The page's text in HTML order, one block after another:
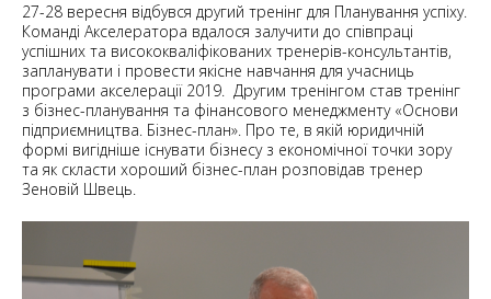
27-28 вересня відбувся другий тренінг для Планування успіху.
Команді Акселератора вдалося залучити до співпраці
успішних та висококваліфікованих тренерів-консультантів,
запланувати і провести якісне навчання для учасниць
програми акселерації 2019. Другим тренінгом став тренінг
з бізнес-планування та фінансового менеджменту «Основи
підприємництва. Бізнес-план». Про те, в якій юридичній
формі вигідніше існувати бізнесу з економічної точки зору
та як скласти хороший бізнес-план розповідав тренер
Зеновій Швець.